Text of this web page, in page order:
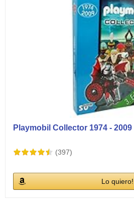
Playmobil Collector 1974 - 2009
(397)
Lo quiero!